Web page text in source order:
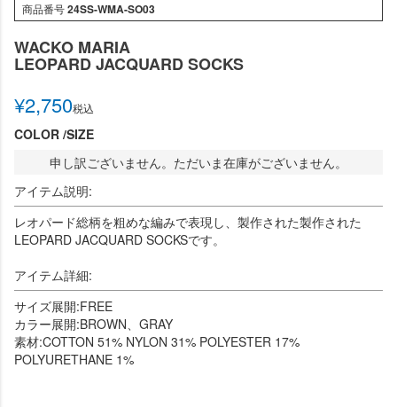
商品番号24SS-WMA-SO03
WACKO MARIA
LEOPARD JACQUARD SOCKS
¥2,750税込
COLOR SIZE
申し訳ございません。ただいま在庫がございません。
アイテム説明:
レオパード総柄を粗めな編みで表現し、製作された製作された
LEOPARD JACQUARD SOCKSです。
アイテム詳細:
サイズ展開:FREE
カラー展開:BROWN、GRAY
素材:COTTON 51% NYLON 31% POLYESTER 17%
POLYURETHANE 1%